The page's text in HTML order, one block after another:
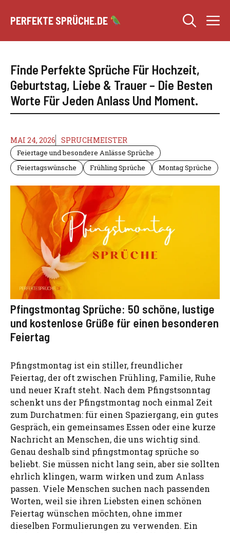
Inhalt
PERFEKTE SPRÜCHE.DE
Finde Perfekte Sprüche Für Hochzeit,
Geburtstag, Liebe & Trauer – Die Besten
Worte Für Jeden Anlass Und Moment.
MAI 24, 2026 SPRUCHMEISTER
Feiertage und besondere Anlässe Sprüche
Feiertagswünsche
Frühling Sprüche Montag Sprüche
Pfingstmontag Sprüche: 50 schöne, lustige
und kostenlose Grüße für einen besonderen
Feiertag
Pfingstmontag ist ein stiller, freundlicher
Feiertag, der oft zwischen Frühling, Familie, Ruhe
und neuer Kraft steht. Nach dem Pfingstsonntag
schenkt uns der Pfingstmontag noch einmal Zeit
zum Durchatmen: für einen Spaziergang, ein gutes
Gespräch, ein gemeinsames Essen oder eine kurze
Nachricht an Menschen, die uns wichtig sind.
Genau deshalb sind pfingstmontag sprüche so
beliebt. Sie müssen nicht lang sein, aber sie sollten
ehrlich klingen, warm wirken und zum Anlass
passen. Viele Menschen suchen nach passenden
Worten, weil sie ihren Liebsten einen schönen
Feiertag wünschen möchten, ohne immer
dieselben Formulierungen zu verwenden. Ein